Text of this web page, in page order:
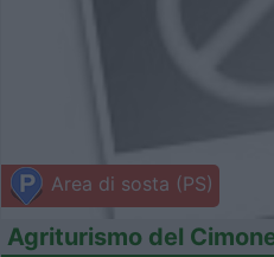
Area di sosta (PS)
Agriturismo del